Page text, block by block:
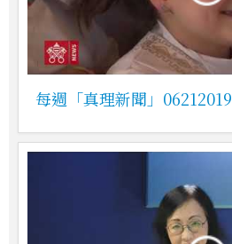
每週「真理新聞」06212019